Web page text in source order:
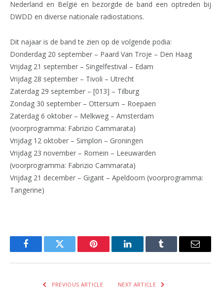
Nederland en België en bezorgde de band een optreden bij
DWDD en diverse nationale radiostations.
Dit najaar is de band te zien op de volgende podia:
Donderdag 20 september – Paard Van Troje – Den Haag
Vrijdag 21 september – Singelfestival – Edam
Vrijdag 28 september – Tivoli – Utrecht
Zaterdag 29 september – [013] – Tilburg
Zondag 30 september – Ottersum – Roepaen
Zaterdag 6 oktober – Melkweg – Amsterdam
(voorprogramma: Fabrizio Cammarata)
Vrijdag 12 oktober – Simplon – Groningen
Vrijdag 23 november – Romein – Leeuwarden
(voorprogramma: Fabrizio Cammarata)
Vrijdag 21 december – Gigant – Apeldoorn (voorprogramma:
Tangerine)
FacebookTwitter Pinterest LinkedInTumblr Email
PREVIOUS ARTICLE NEXT ARTICLE